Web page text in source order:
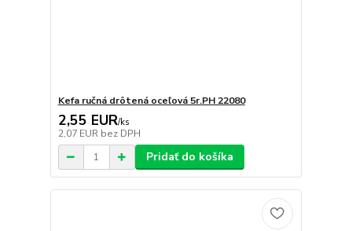
Kefa ručná drôtená oceľová 5r.PH 22080
2,55 EUR/ks
2,07 EUR bez DPH
Pridať do košíka